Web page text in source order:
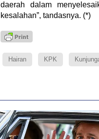
daerah dalam
kesalahan”, tandasnya. (*)
Hairan KPK